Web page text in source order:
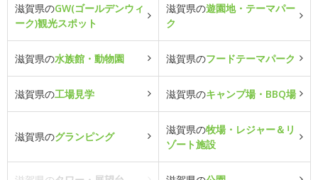
滋賀県のGW(ゴールデンウィ
ーク)観光スポット
滋賀県の遊園地・テーマパー
ク
滋賀県の水族館・動物園 滋賀県のフードテーマパーク
滋賀県の工場見学 滋賀県のキャンプ場・BBQ場
滋賀県のグランピング
滋賀県の牧場・レジャー＆リ
ゾート施設